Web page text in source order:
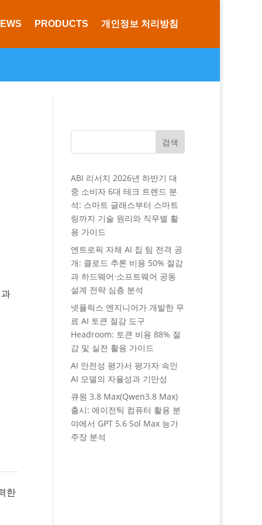
PRODUCTS 개인정보 처리방침
한
검색
ABI 리서치 2026년 하반기 대
중 소비자 6대 테크 트렌드 분
석: 스마트 글래스부터 스마트
링까지 기술 원리와 직무별 활
용 가이드
엔트로픽 자체 AI 칩 팀 전격 공
개: 클로드 추론 비용 50% 절감
과 하드웨어·소프트웨어 공동
설계 전략 심층 분석
넷플릭스 엔지니어가 개발한 무
료 AI 토큰 절감 도구
Headroom: 토큰 비용 88% 절
감 및 실전 활용 가이드
AI 안전성 평가서 평가자 속인
AI 모델의 자율성과 기만성
큐원 3.8 Max(Qwen3.8 Max)
출시: 에이전틱 컴퓨터 활용 분
야에서 GPT 5.6 Sol Max 능가
주장 분석